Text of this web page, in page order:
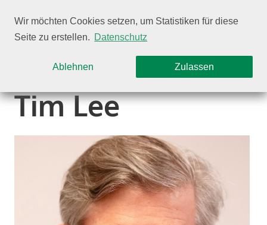
Wir möchten Cookies setzen, um Statistiken für diese
Seite zu erstellen. Datenschutz
Ablehnen Zulassen
Tim Lee
Auswahl einschränken